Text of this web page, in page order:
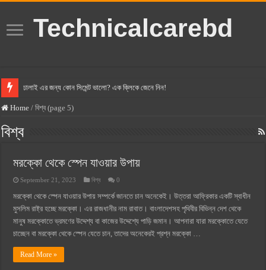
Technicalcarebd
ঢালাই এর জন্য কোন সিমেন্ট ভালো? এক ক্লিকে জেনে নিন!
বসুন্ধরা সিমেন্ট এর দাম ২০২৫
সুপারক্রিট সিমেন্ট দাম ২০২৫
জুডিশিয়াল ম্যাজিস্ট্রেট কি? জুডিশিয়াল ম্যাজিস্ট্রেট এর সুযোগ সুবিধা
ওয়ালটন মোবাইল কিস্তিতে কেনার নিয়ম ২০২৫
ওয়ালটন টিভি কিস্তিতে কেনার নিয়ম ২০২৫
গ্রামে লাভজনক ব্যবসা ২০২৫ ও গ্রামের বাজারে ব্যবসার আইডিয়া
জেনে নিন, বর্তমানে মোবাইল ঘড়ি দাম কত ২০২৫
Home / বিশ্ব (page 5)
বিশ্ব
মরক্কো থেকে স্পেন যাওয়ার উপায়
September 21, 2023 বিশ্ব 0
মরক্কো থেকে স্পেন যাওয়ার উপায় সম্পর্কে জানতে চান অনেকেই। উত্তরা আফ্রিকার একটি স্বাধীন
মুসলিম রাষ্ট্র হচ্ছে মরক্কো। এর রাজধানীর নাম রাবাত। বাংলাদেশসহ পৃথিবীর বিভিন্ন দেশ থেকে
মানুষ মরক্কোতে ভ্রমণের উদ্দেশ্য বা কাজের উদ্দেশ্যে পাড়ি জমান। আপনারা যারা মরক্কোতে যেতে
চাচ্ছেন বা মরক্কো থেকে স্পেন যেতে চান, তাদের অনেকেরই প্রশ্ন মরক্কো …
Read More »